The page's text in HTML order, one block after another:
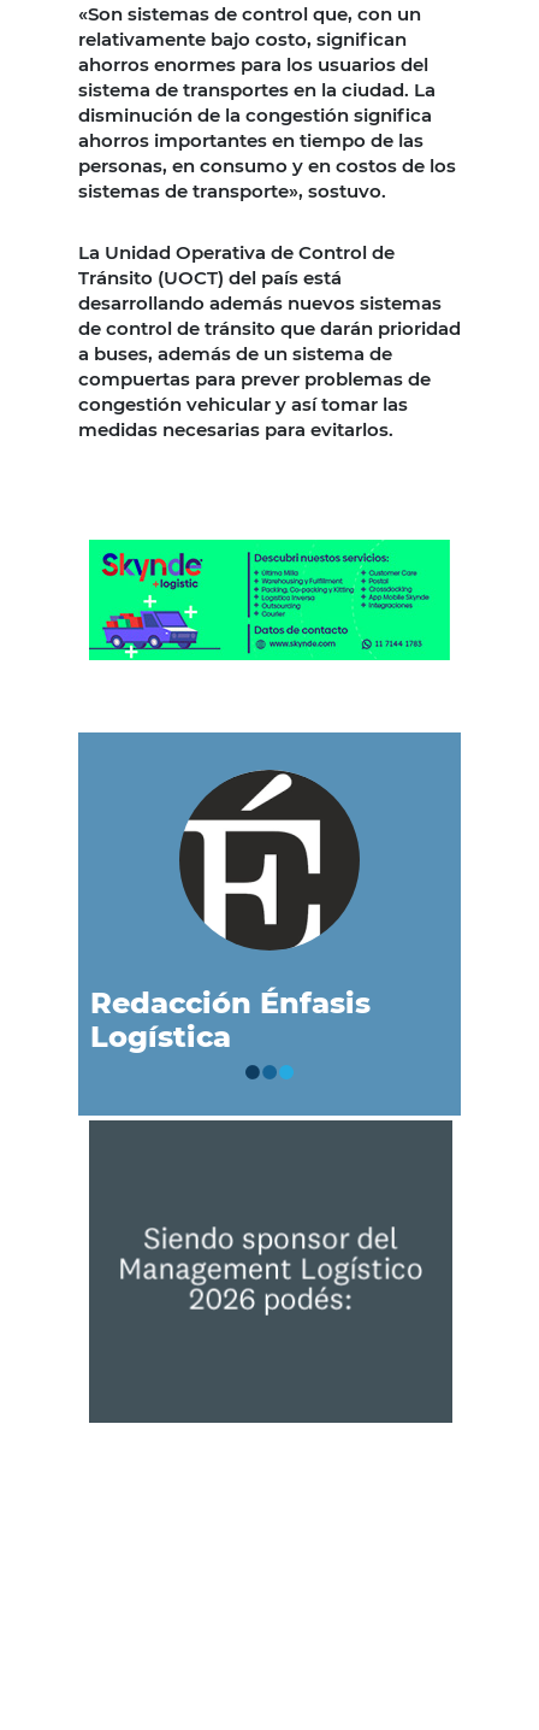
«Son sistemas de control que, con un
relativamente bajo costo, significan
ahorros enormes para los usuarios del
sistema de transportes en la ciudad. La
disminución de la congestión significa
ahorros importantes en tiempo de las
personas, en consumo y en costos de los
sistemas de transporte», sostuvo.
La Unidad Operativa de Control de
Tránsito (UOCT) del país está
desarrollando además nuevos sistemas
de control de tránsito que darán prioridad
a buses, además de un sistema de
compuertas para prever problemas de
congestión vehicular y así tomar las
medidas necesarias para evitarlos.
Redacción Énfasis
Logística